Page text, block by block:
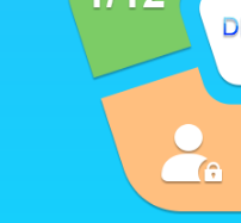
Panel Kontrol
Berbagai
Browser Xvast